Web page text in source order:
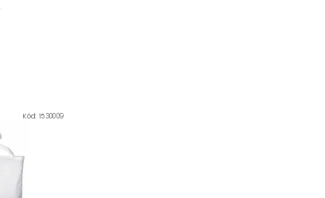
Kód: 1530009